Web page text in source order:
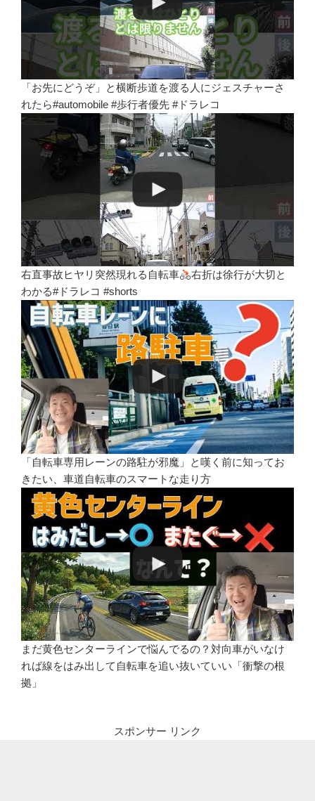
「お先にどうぞ」と横断歩道を渡る人にジェスチャーさ
れたら#automobile #歩行者優先 #ドラレコ
右直事故ヒヤリ突然現れる自転車
右折は徐行が大切と
わかる#ドラレコ #shorts
「自転車専用レーンの路駐が邪魔」と嘆く前に知ってお
きたい、車道自転車のスマートな走り方
まだ黄色センターラインで悩んでるの？対向車がいなけ
れば線をはみ出して自転車を追い抜いていい「衝撃の根
拠」
スポンサー リンク